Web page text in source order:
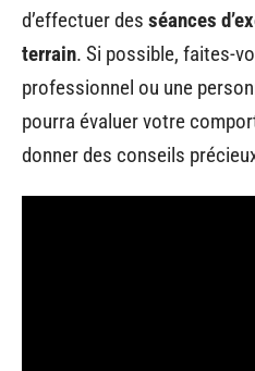
d’effectuer des séances
terrain. Si possible, faites-
professionnel ou une
pourra évaluer votre
donner des conseils